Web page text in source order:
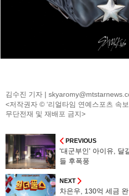
김수진 기자 |
<저작권자 © ‘리얼타임 연예스포츠 속
무단전재 및 재배포 금지>
PREVIOUS
'대군부인' 아이유, 달
들 후폭풍
NEXT
차은우, 130억 세금